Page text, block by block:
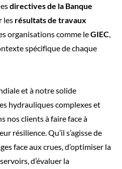
directives de la Banque
les résultats de travaux
organisations comme leGIEC,
spécifique de chaque
et à notre solide
hydrauliques complexes et
nos clients à faire face à
résilience. Qu’il s’agisse de
face aux crues, d’optimiser la
d’évaluer la